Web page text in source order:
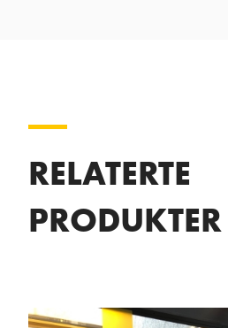
RELATERTE
PRODUKTER